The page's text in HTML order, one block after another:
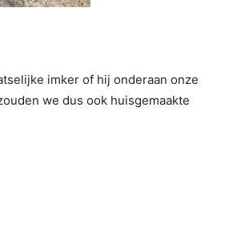
imker of hij onderaan onze
we dus ook huisgemaakte